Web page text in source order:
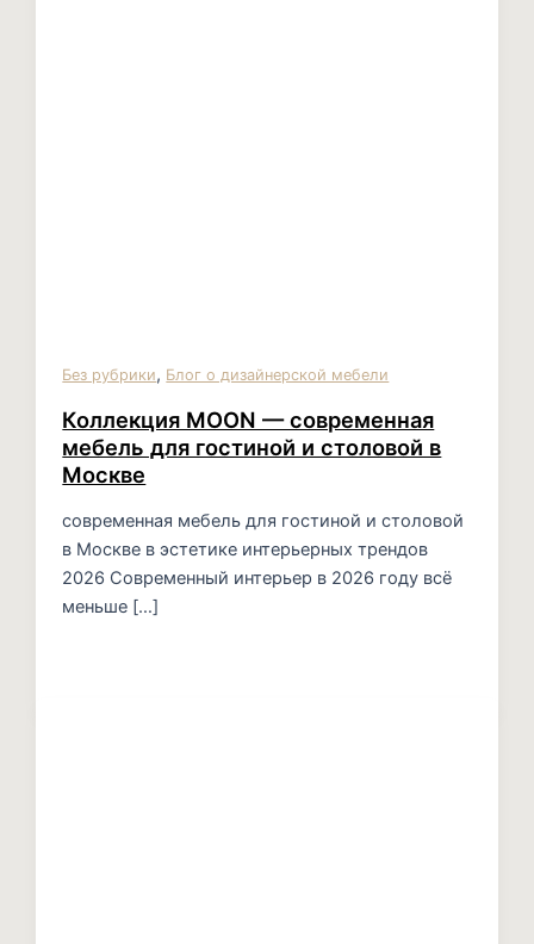
Без рубрики, Блог о дизайнерской мебели
Коллекция MOON — современная
мебель для гостиной и столовой в
Москве
современная мебель для гостиной и столовой
в Москве в эстетике интерьерных трендов
2026 Современный интерьер в 2026 году всё
меньше […]